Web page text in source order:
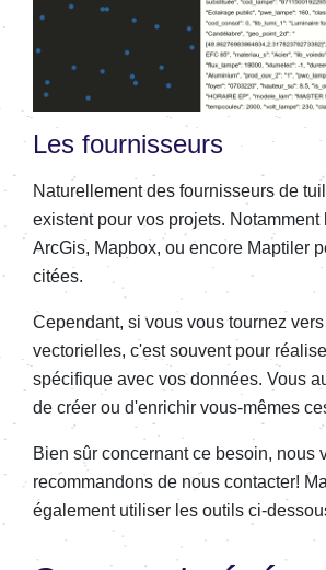
Les fournisseurs
Naturellement des fournisseurs de
existent pour vos projets. Notamment
ArcGis, Mapbox, ou encore Maptiler
citées.
Cependant, si vous vous tournez
vectorielles, c'est souvent pour
spécifique avec vos données. Vous
de créer ou d'enrichir vous-mêmes
Bien sûr concernant ce besoin, nous
recommandons de nous contacter!
également utiliser les outils ci-